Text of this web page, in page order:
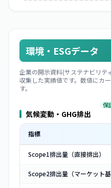
環境・ESGデータ
企業の開示資料(サステナビリテ
収集した実績値です。数値にカ
す。
保
気候変動・GHG排出
指標
Scope1排出量（直接排出）
Scope2排出量（マーケット基